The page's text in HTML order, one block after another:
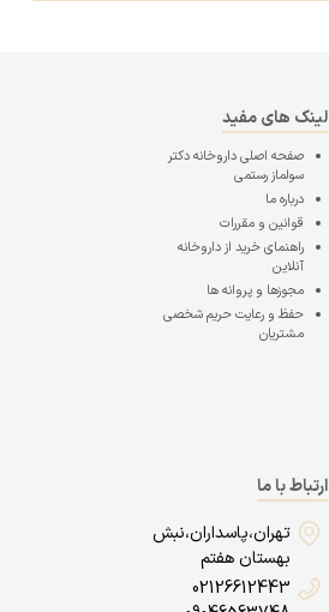
لینک های مفید
صفحه اصلیداروخانه دکتر
سولماز رستمی
درباره ما
قوانین و مقررات
راهنمای خرید از داروخانه
آنلاین
مجوزها و پروانه ها
حفظ و رعایت حریم شخصی
مشتریان
ارتباط با ما
تهران،پاسداران،نبش
بهستان هفتم
02126612443